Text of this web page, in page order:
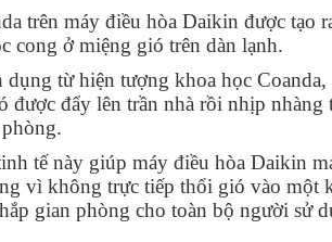
trên máy điều hòa Daikin được tạo
cong ở miệng gió trên dàn lạnh.
dụng từ hiện tượng khoa học
được đẩy lên trần nhà rồi nhịp nhàng
tế này giúp máy điều hòa Daikin
vì không trực tiếp thổi gió vào một
gian phòng cho toàn bộ người sử